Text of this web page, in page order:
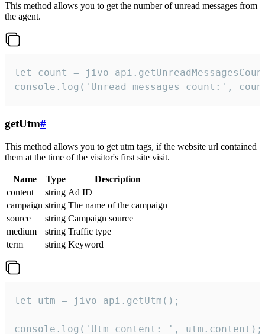
This method allows you to get the number of unread messages from
the agent.
let count =
console.log('Unread messages count:',
getUtm#
This method allows you to get utm tags, if the website url contained
them at the time of the visitor's first site visit.
Name Type
Description
content
string Ad ID
campaign string The name of the campaign
source
string Campaign source
medium
string Traffic type
term
string Keyword
let utm = jivo_api.getUtm();
console.log('Utm content: ', utm.content);